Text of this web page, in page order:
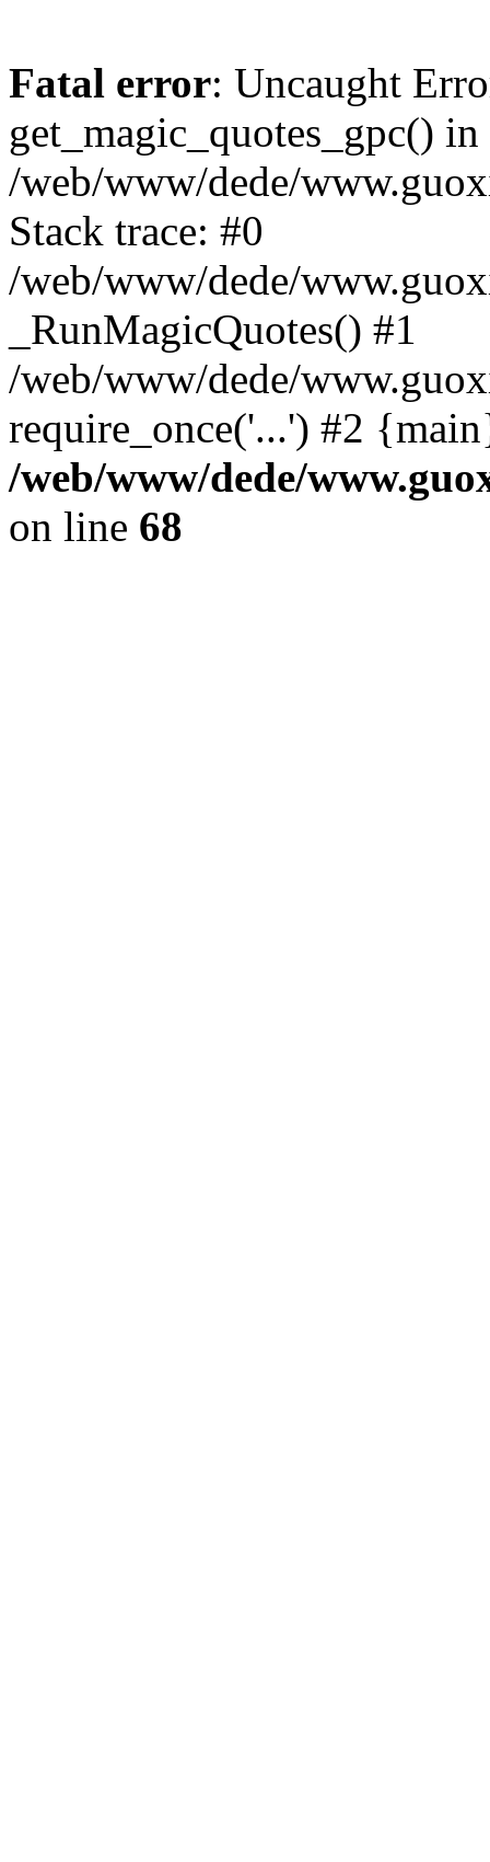
Fatal error: Uncaught
get_magic_quotes_gpc() in
/web/www/dede/
Stack trace: #0
/web/www/dede/
_RunMagicQuotes() #1
/web/www/dede/
require_once('...') #2
/web/www/dede/
on line 68